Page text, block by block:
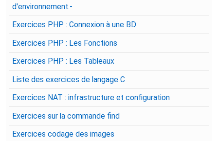
d'environnement.-
Exercices PHP : Connexion à une BD
Exercices PHP : Les Fonctions
Exercices PHP : Les Tableaux
Liste des exercices de langage C
Exercices NAT : infrastructure et configuration
Exercices sur la commande find
Exercices codage des images